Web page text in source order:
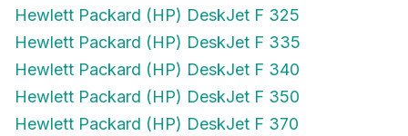
Hewlett Packard (HP) DeskJet F 325
Hewlett Packard (HP) DeskJet F 335
Hewlett Packard (HP) DeskJet F 340
Hewlett Packard (HP) DeskJet F 350
Hewlett Packard (HP) DeskJet F 370